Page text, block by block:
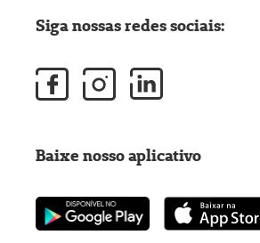
Siga nossas redes sociais:
Baixe nosso aplicativo